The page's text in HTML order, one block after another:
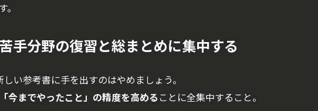
手分野の復習と総まとめに集中する
い参考書に手を出すのはやめましょう。
「今までやったこと」の精度を高める ことに全集中すること。